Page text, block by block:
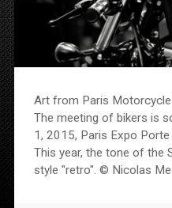
Art from Paris Motorcycle
The meeting of bikers is
1, 2015, Paris Expo
This year, the tone of the
style "retro". © Nicolas